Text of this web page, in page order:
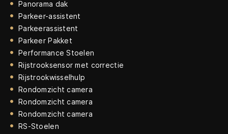
Panorama dak
Parkeer-assistent
Parkeerassistent
Parkeer Pakket
Performance Stoelen
Rijstrooksensor met correctie
Rijstrookwisselhulp
Rondomzicht camera
Rondomzicht camera
Rondomzicht camera
RS-Stoelen